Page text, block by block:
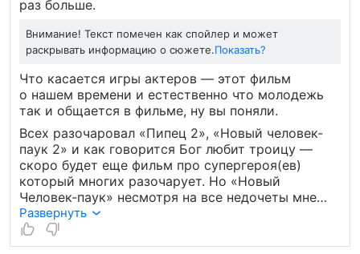
раз больше.
Внимание! Текст помечен как спойлер и может
раскрывать информацию о сюжете.Показать?
Что касается игры актеров — этот фильм
о нашем времени и естественно что молодежь
так и общается в фильме, ну вы поняли.
Всех разочаровал «Пипец 2», «Новый человек-
паук 2» и как говорится Бог любит троицу —
скоро будет еще фильм про супергероя(ев)
который многих разочарует. Но «Новый
Человек-паук» несмотря на все недочеты мне
всеровно нравиться и я жду третьей части
в которой скорей всего мы увидим Зловещую
Шестерку!
Развернуть